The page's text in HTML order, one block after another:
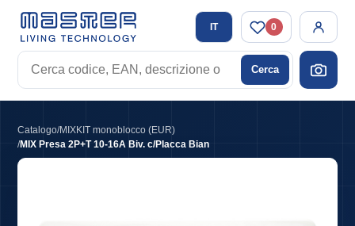
Cerca
EAN,
o
tag
Cerca
IT 0
Catalogo/MIXKIT monoblocco (EUR)
/MIX Presa 2P+T 10-16A Biv. c/Placca Bian